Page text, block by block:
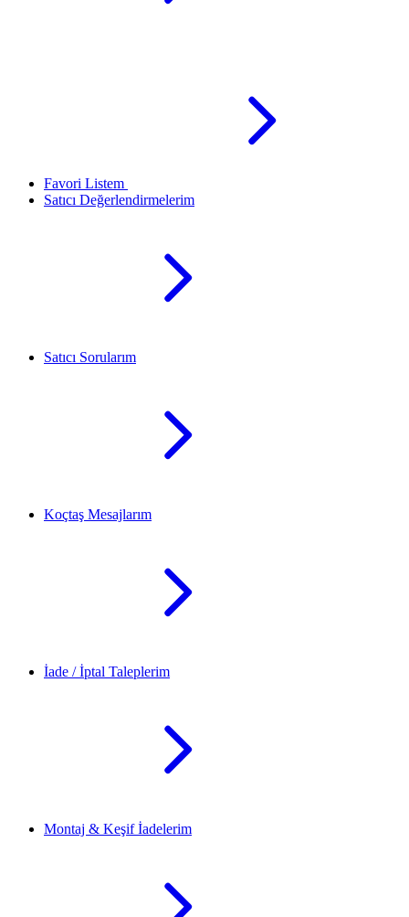
Favori Listem
Satıcı Değerlendirmelerim
Satıcı Sorularım
Koçtaş Mesajlarım
İade / İptal Taleplerim
Montaj & Keşif İadelerim